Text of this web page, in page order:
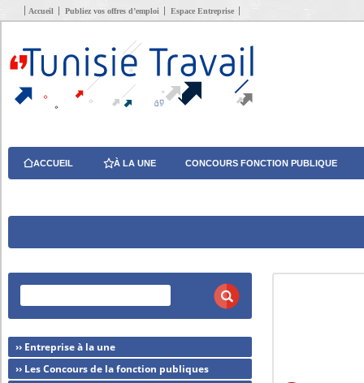
Accueil Publiez vos offres d’emploi Espace Entreprise
ACCUEIL À LA UNE CONCOURS FONCTION PUBLIQUE
›› Entreprise à la une
›› Les Concours de la fonction publiques